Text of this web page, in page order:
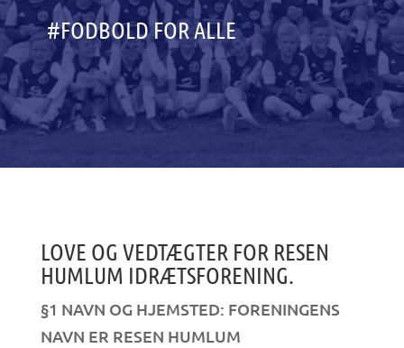
#FODBOLD FOR ALLE
LOVE OG VEDTÆGTER FOR RESEN
HUMLUM IDRÆTSFORENING.
§1 NAVN OG HJEMSTED: FORENINGENS
NAVN ER RESEN HUMLUM